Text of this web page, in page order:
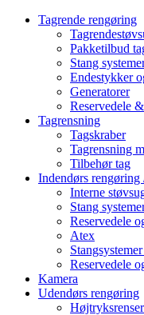
Tagrende rengøring
Pakketilbud
Stang
Endestykker
Generatorer
Reservedele
Tagrensning
Tagskraber
Tagrensning
Tilbehør tag
Indendørs
Interne
Stang
Reservedele
Atex
Reservedele
Kamera
Udendørs rengøring